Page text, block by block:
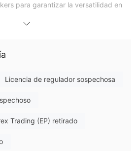
para garantizar la versatilidad en
tarjetas de crédito, tarjetas de
son limitados, Seventy Brokers
al cliente receptiva por teléfono y
en una opción valiosa para los
Licencia de regulador sospechosa
Trading (EP) retirado